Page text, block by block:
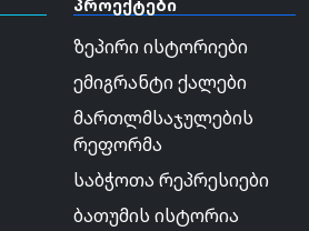
პროექტები
ზეპირი ისტორიები
ემიგრანტი ქალები
მართლმსაჯულების
რეფორმა
საბჭოთა რეპრესიები
ბათუმის ისტორია